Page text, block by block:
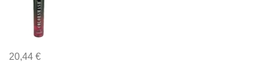
20,44 €